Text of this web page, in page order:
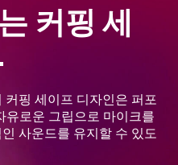
커핑 세
커핑 세이프 디자인은 퍼포
로운 그립으로 마이크를
사운드를 유지할 수 있도